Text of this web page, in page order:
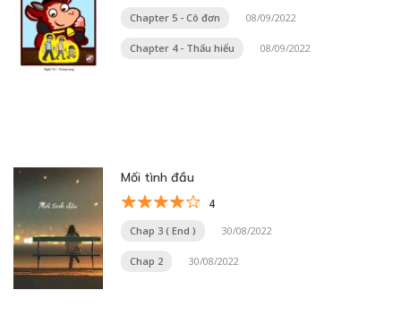
Chapter 5 - Cô đơn 08/09/2022
Chapter 4 - Thấu hiểu 08/09/2022
Mối tình đầu
4
Chap 3 ( End ) 30/08/2022
Chap 2 30/08/2022